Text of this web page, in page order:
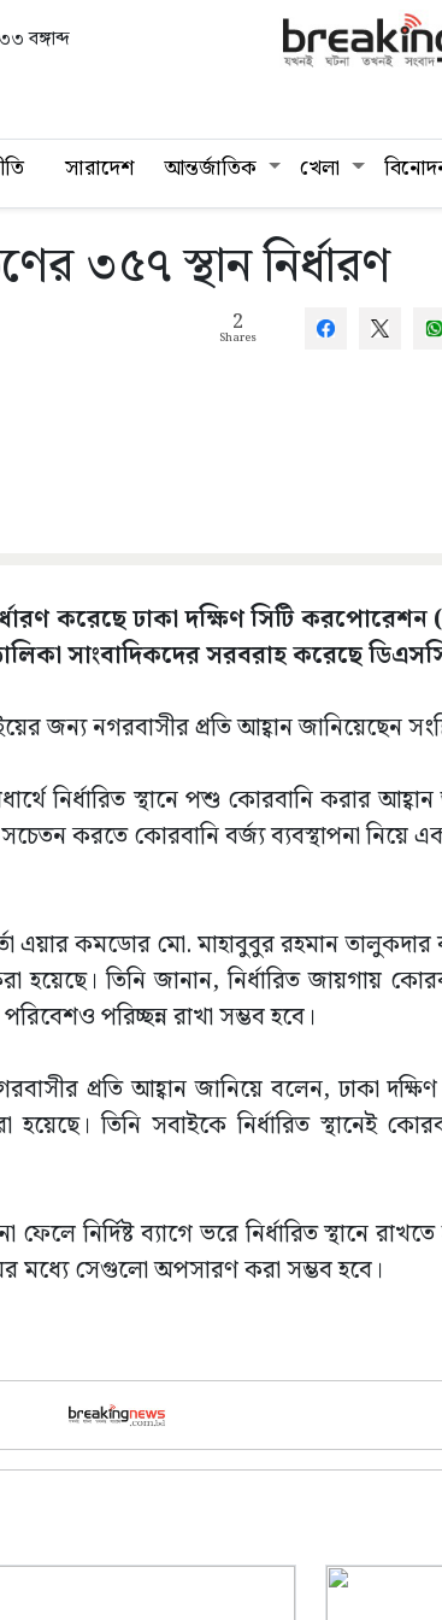
বঙ্গাব্দ
সারাদেশ আন্তর্জাতিক খেলা
৩৫৭ স্থান নির্ধারণ
2
Shares
করেছে ঢাকা দক্ষিণ সিটি
সাংবাদিকদের সরবরাহ করেছে
জন্য নগরবাসীর প্রতি আহ্বান জানিয়েছেন
নির্ধারিত স্থানে পশু কোরবানি করার আহ্বান
করতে কোরবানি বর্জ্য ব্যবস্থাপনা নিয়ে
এয়ার কমডোর মো. মাহাবুবুর রহমান
হয়েছে। তিনি জানান, নির্ধারিত জায়গায়
পরিচ্ছন্ন রাখা সম্ভব হবে।
প্রতি আহ্বান জানিয়ে বলেন, ঢাকা
হয়েছে। তিনি সবাইকে নির্ধারিত স্থানেই
নির্দিষ্ট ব্যাগে ভরে নির্ধারিত স্থানে রাখতে
মধ্যে সেগুলো অপসারণ করা সম্ভব হবে।